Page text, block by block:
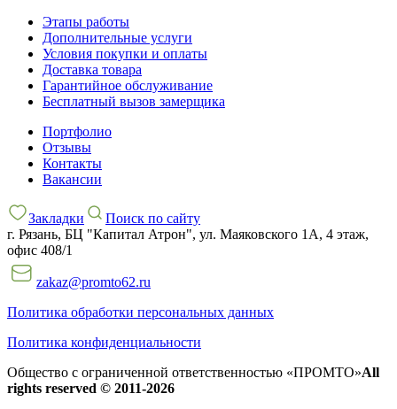
Этапы работы
Дополнительные услуги
Условия покупки и оплаты
Доставка товара
Гарантийное обслуживание
Бесплатный вызов замерщика
Портфолио
Отзывы
Контакты
Вакансии
Закладки
Поиск по сайту
г. Рязань, БЦ "Капитал Атрон", ул. Маяковского 1А, 4 этаж,
офис 408/1
zakaz@promto62.ru
Политика обработки персональных данных
Политика конфиденциальности
Общество с ограниченной ответственностью «ПРОМТО»All
rights reserved © 2011-2026